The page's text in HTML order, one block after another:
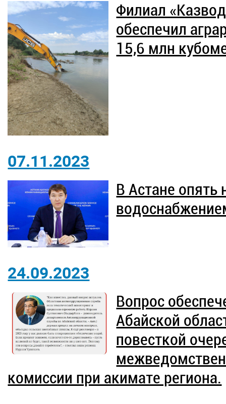
Филиал
обеспечил
15,6 млн
07.11.2023
В Астане опять
24.09.2023
Вопрос
Абайской
повесткой
комиссии при акимате региона.